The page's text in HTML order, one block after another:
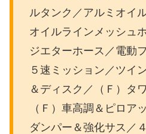
ルタンク／アルミオイ
オイルラインメッシュ
ジエターホース／電動
５速ミッション／ツイ
＆ディスク／（Ｆ）タ
（Ｆ）車高調＆ピロア
ダンパー＆強化サス／